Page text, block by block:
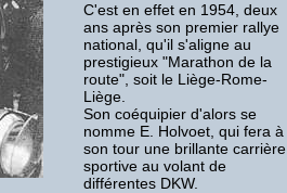
C'est en effet en 1954, deux
ans après son premier rallye
national, qu'il s'aligne au
prestigieux "Marathon de la
route", soit le Liège-Rome-
Liège.
Son coéquipier d'alors se
nomme E. Holvoet, qui fera à
son tour une brillante carrière
sportive au volant de
différentes DKW.